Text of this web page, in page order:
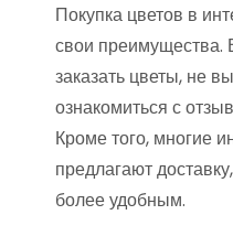
Покупка цветов в
свои
заказать цветы, не
ознакомиться с
Кроме того, многие
предлагают
более удобным.